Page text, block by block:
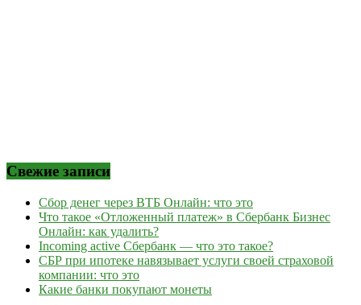
Свежие записи
Сбор денег через ВТБ Онлайн: что это
Что такое «Отложенный платеж» в Сбербанк Бизнес
Онлайн: как удалить?
Incoming active Сбербанк — что это такое?
СБР при ипотеке навязывает услуги своей страховой
компании: что это
Какие банки покупают монеты